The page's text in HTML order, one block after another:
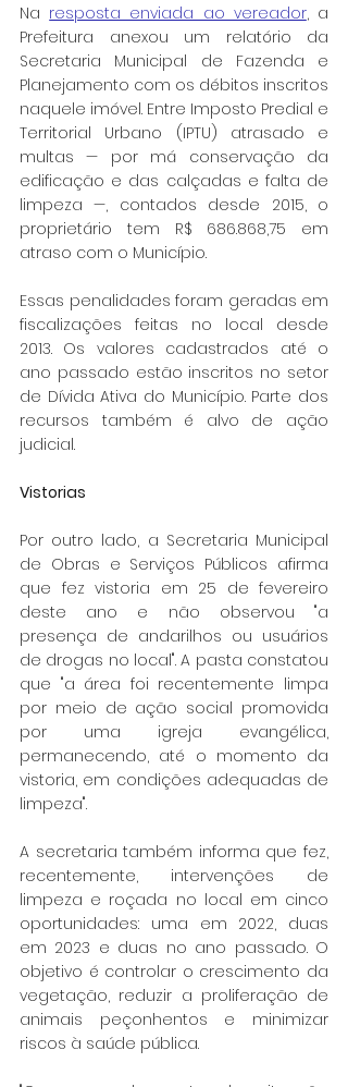
Na resposta enviada ao vereador, a
Prefeitura anexou um relatório da
Secretaria Municipal de Fazenda e
Planejamento com os débitos inscritos
naquele imóvel. Entre Imposto Predial e
Territorial Urbano (IPTU) atrasado e
multas — por má conservação da
edificação e das calçadas e falta de
limpeza —, contados desde 2015, o
proprietário tem R$ 686.868,75 em
atraso com o Município.
Essas penalidades foram geradas em
fiscalizações feitas no local desde
2013. Os valores cadastrados até o
ano passado estão inscritos no setor
de Dívida Ativa do Município. Parte dos
recursos também é alvo de ação
judicial.
Vistorias
Por outro lado, a Secretaria Municipal
de Obras e Serviços Públicos afirma
que fez vistoria em 25 de fevereiro
deste ano e não observou "a
presença de andarilhos ou usuários
de drogas no local". A pasta constatou
que "a área foi recentemente limpa
por meio de ação social promovida
por uma igreja evangélica,
permanecendo, até o momento da
vistoria, em condições adequadas de
limpeza".
A secretaria também informa que fez,
recentemente, intervenções de
limpeza e roçada no local em cinco
oportunidades: uma em 2022, duas
em 2023 e duas no ano passado. O
objetivo é controlar o crescimento da
vegetação, reduzir a proliferação de
animais peçonhentos e minimizar
riscos à saúde pública.